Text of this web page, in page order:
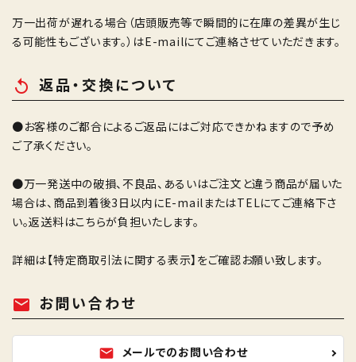
万一出荷が遅れる場合（店頭販売等で瞬間的に在庫の差異が生じ
る可能性もございます。）はE-mailにてご連絡させていただきます。
replay 返品・交換について
●お客様のご都合によるご返品にはご対応できかねますので予め
ご了承ください。
●万一発送中の破損、不良品、あるいはご注文と違う商品が届いた
場合は、商品到着後3日以内にE-mailまたはTELにてご連絡下さ
い。返送料はこちらが負担いたします。
詳細は【特定商取引法に関する表示】 をご確認お願い致します。
mail お問い合わせ
mail メールでのお問い合わせ